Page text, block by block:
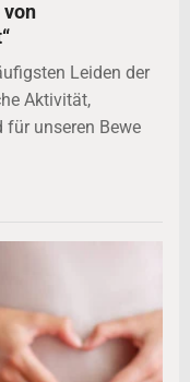
von
Leiden der
Aktivität,
unseren Bewe